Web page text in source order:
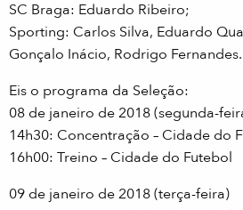
SC Braga: Eduardo Ribeiro;
Sporting: Carlos Silva, Eduardo
Gonçalo Inácio, Rodrigo Fernandes.
Eis o programa da Seleção:
08 de janeiro de 2018 (segunda-
14h30: Concentração – Cidade do
16h00: Treino – Cidade do Futebol
09 de janeiro de 2018 (terça-feira)